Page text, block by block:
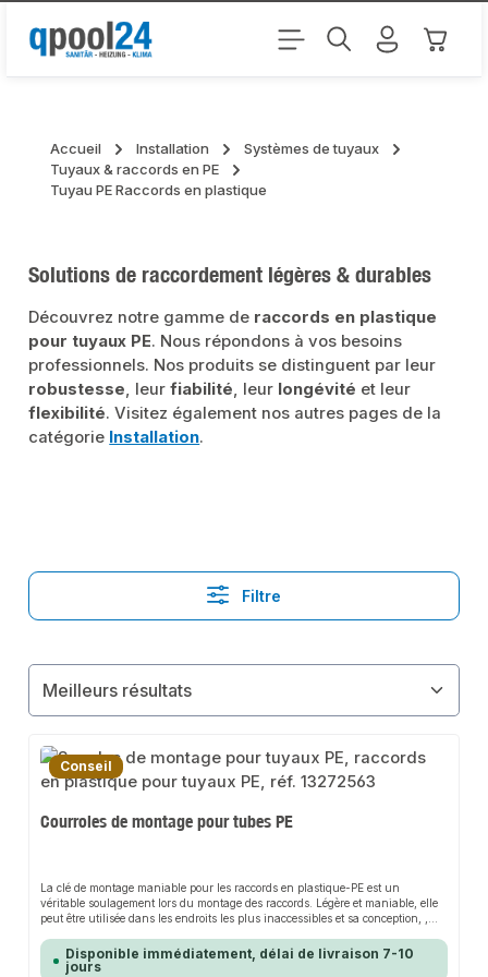
Passer au contenu principal Le
Accueil Installation
Systèmes de tuyaux
Tuyaux & raccords en PE
Tuyau PE Raccords en plastique
Solutions de raccordement légères & durables
Découvrez notre gamme de raccords en plastique
pour tuyaux PE. Nous répondons à vos besoins
professionnels. Nos produits se distinguent par leur
robustesse, leurfiabilité, leur longévité et leur
flexibilité. Visitez également nos autres pages de la
catégorie Installation.
Filtre
Conseil
Courroies de montage pour tubes PE
La clé de montage maniable pour les raccords en plastique-PE est un
véritable soulagement lors du montage des raccords. Légère et maniable, elle
peut être utilisée dans les endroits les plus inaccessibles et sa conception, ,
pas les pièces de vissage. L'idéal est d'utiliser deux clés, ce qui permet de
résister lors du vissage.Caractéristiques du produitPeut être utilisé pour tous
Disponible immédiatement, délai de livraison 7-10
jours